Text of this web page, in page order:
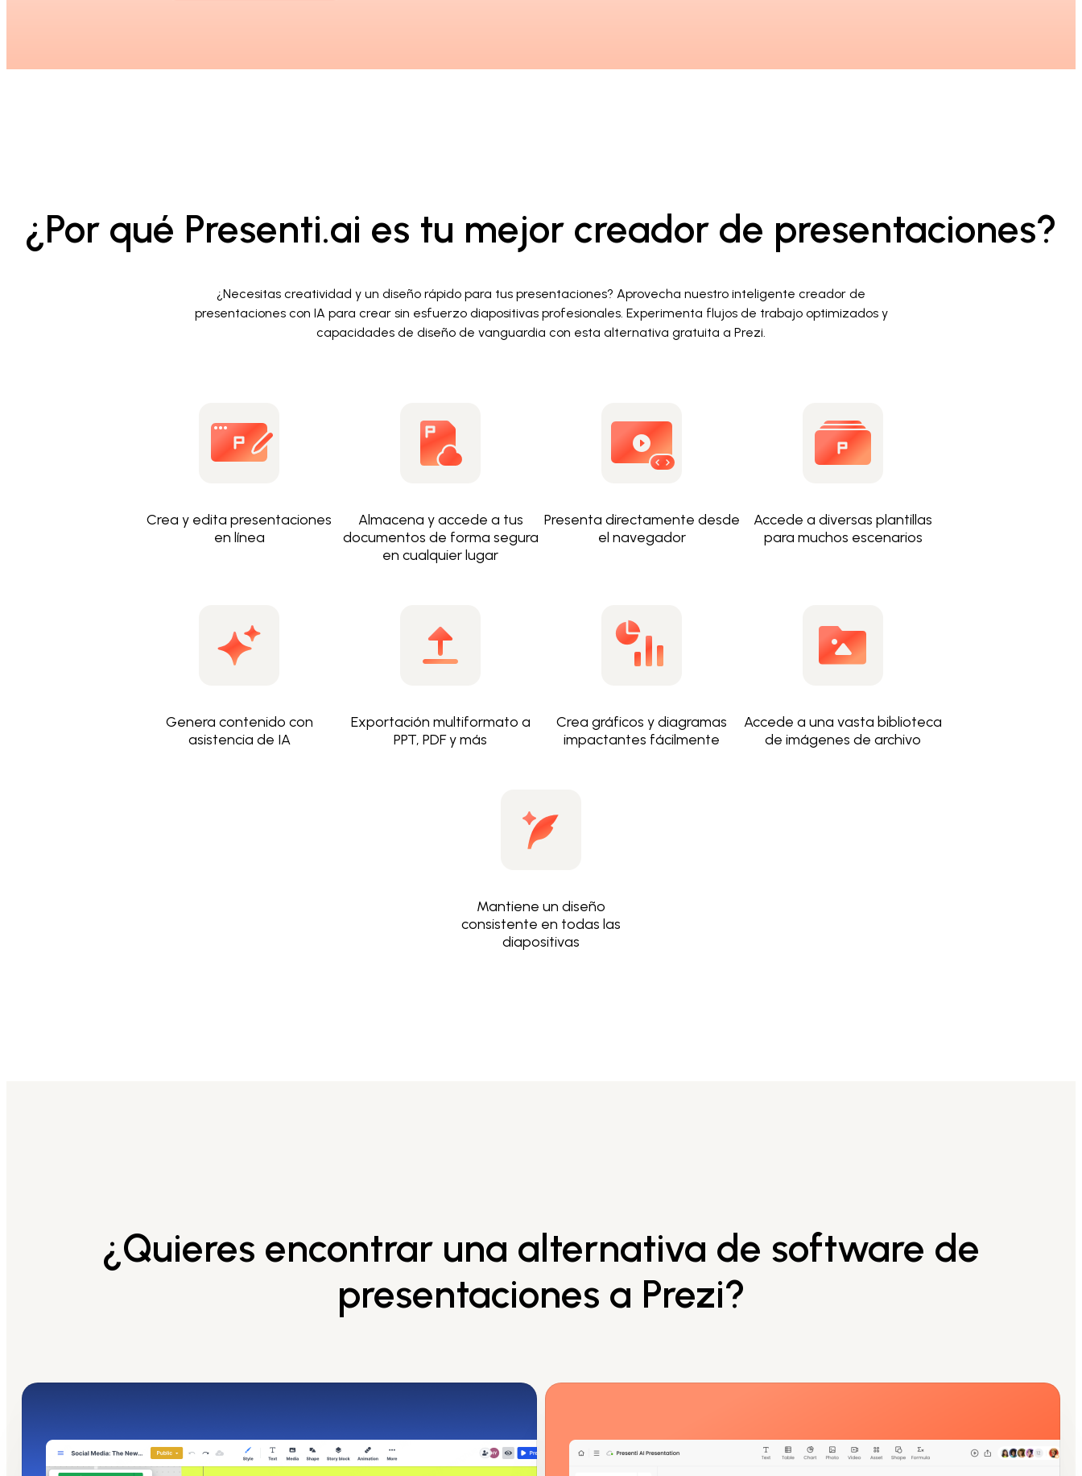
¿Por qué Presenti.ai es tu mejor creador de presentaciones?
¿Necesitas creatividad y un diseño rápido para tus presentaciones? Aprovecha nuestro inteligente creador de
presentaciones con IA para crear sin esfuerzo diapositivas profesionales. Experimenta flujos de trabajo optimizados y
capacidades de diseño de vanguardia con esta alternativa gratuita a Prezi.
Crea y edita presentaciones
en línea
Almacena y accede a tus
documentos de forma segura
en cualquier lugar
Presenta directamente desde
el navegador
Accede a diversas plantillas
para muchos escenarios
Genera contenido con
asistencia de IA
Exportación multiformato a
PPT, PDF y más
Crea gráficos y diagramas
impactantes fácilmente
Accede a una vasta biblioteca
de imágenes de archivo
Mantiene un diseño
consistente en todas las
diapositivas
¿Quieres encontrar una alternativa de software de
presentaciones a Prezi?